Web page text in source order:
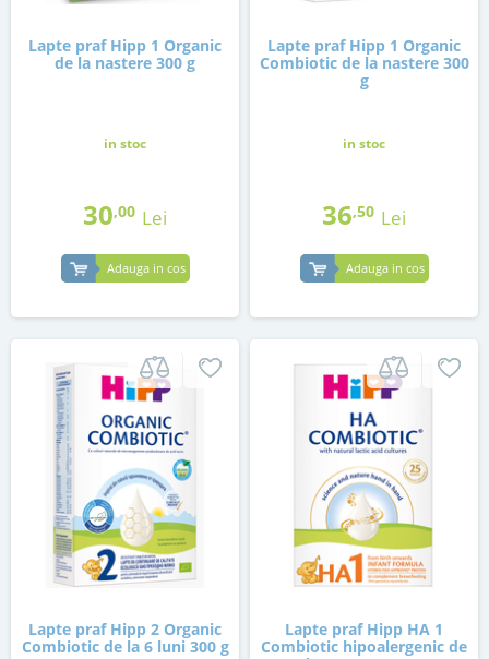
Lapte praf Hipp 1 Organic
de la nastere 300 g
in stoc
30,00 Lei
Adauga in cos
Lapte praf Hipp 1 Organic
Combiotic de la nastere 300
g
in stoc
36,50 Lei
Adauga in cos
Lapte praf Hipp 2 Organic
Combiotic de la 6 luni 300 g
Lapte praf Hipp HA 1
Combiotic hipoalergenic de